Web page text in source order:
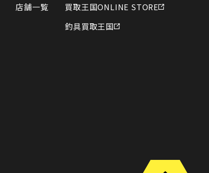
店舗一覧
買取王国ONLINE STORE
釣具買取王国